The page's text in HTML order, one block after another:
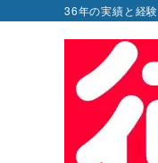
36年の実績と経験